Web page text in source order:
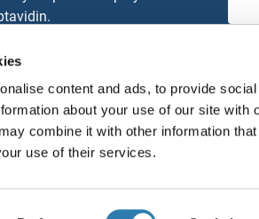
content and ads, to provide
about your use of our site with
combine it with other information
use of their services.
RFP Antibody
Original products
Kits
online purchase process
distributeurs
Français